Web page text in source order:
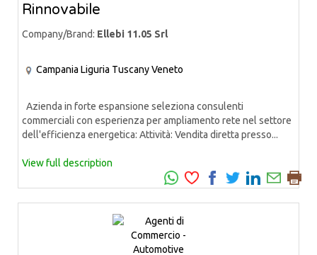
Rinnovabile
Company/Brand: Ellebi 11.05 Srl
Campania Liguria TuscanyVeneto
Azienda in forte espansione seleziona consulenti
commerciali con esperienza per ampliamento rete nel settore
dell'efficienza energetica: Attività: Vendita diretta presso...
View full description